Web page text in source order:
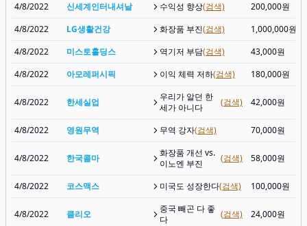
4/8/2022
신세계인터내셔날 수익성 향상(검색) 200,000원
4/8/2022
LG생활건강 화장품 부진(검색) 1,000,000원
4/8/2022
미스토홀딩스 역기저 부담(검색) 43,000원
4/8/2022
아모레퍼시픽 이익 체력 저하(검색) 180,000원
4/8/2022 한세실업
우리가 알던 한
세가 아니다
(검색) 42,000원
4/8/2022 영원무역 무역 강자(검색) 70,000원
4/8/2022 한국콜마
화장품 개선 vs.
이노엔 부진
(검색) 58,000원
4/8/2022 코스맥스 미국도 성장한다(검색) 100,000원
4/8/2022 클리오
중국 빼곤 다 좋
다
(검색) 24,000원